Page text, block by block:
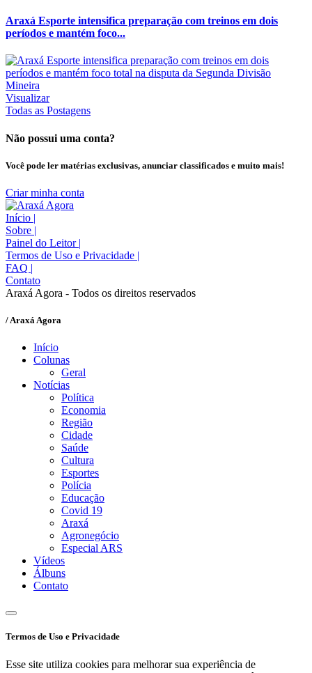
Araxá Esporte intensifica preparação com treinos em dois
períodos e mantém foco...
Visualizar
Todas as Postagens
Não possui uma conta?
Você pode ler matérias exclusivas, anunciar classificados e muito mais!
Criar minha conta
Início |
Sobre |
Painel do Leitor |
Termos de Uso e Privacidade |
FAQ |
Contato
Araxá Agora - Todos os direitos reservados
/ Araxá Agora
Início
Colunas
Geral
Notícias
Política
Economia
Região
Cidade
Saúde
Cultura
Esportes
Polícia
Educação
Covid 19
Araxá
Agronegócio
Especial ARS
Vídeos
Álbuns
Contato
Termos de Uso e Privacidade
Esse site utiliza cookies para melhorar sua experiência de